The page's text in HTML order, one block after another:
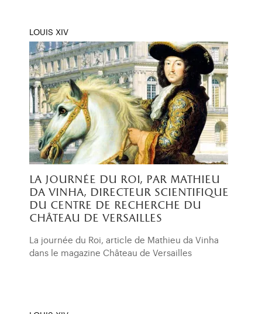
LOUIS XIV
la journée du roi, par mathieu
da vinha, directeur scientifique
du centre de recherche du
château de versailles
La journée du Roi, article de Mathieu da Vinha
dans le magazine Château de Versailles